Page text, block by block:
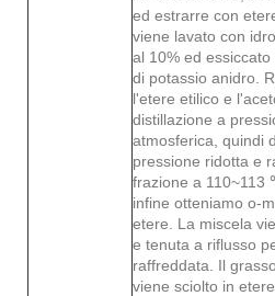
ed estrarre con
viene lavato con
al 10% ed
di potassio anidro.
l'etere etilico e
distillazione a
atmosferica, quindi
pressione ridotta e
frazione a 110~113
infine otteniamo o-
etere. La miscela
e tenuta a riflusso
raffreddata. Il
viene sciolto in